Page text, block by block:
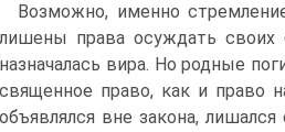
Возможно, именно
лишены права осуждать своих
назначалась вира. Но родные
священное право, как и право
объявлялся вне закона,